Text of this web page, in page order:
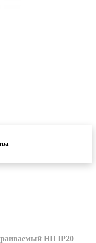
НП IP20